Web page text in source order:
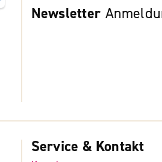
Newsletter
Service & Kontakt